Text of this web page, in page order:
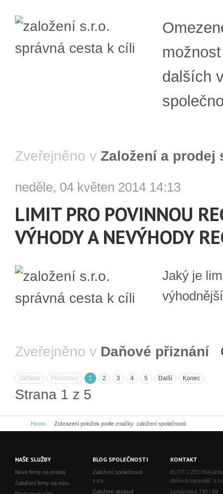
dalších
Zveřejněno v Založení a prodej
neděle, 04 květen 2014 14:13
LIMIT PRO POVINNOU
VÝHODY A NEVÝHODY
Jaký je
Zveřejněno v Daňové přiznání
Začátek Předchozí 1 2 3 4 5 Další Konec
Strana 1 z 5
Home Zobrazení položek podle značky: založení společnosti
NAŠE SLUŽBY
Nové firmy na prodej
Založení firmy na míru
BLOG SPOLEČNOSTI
Založení společnosti
s.r.o.
Založení akciové
KONTAKT
ELITE CZECHIA
daňová kancelář,
Londýnská 730 / 59